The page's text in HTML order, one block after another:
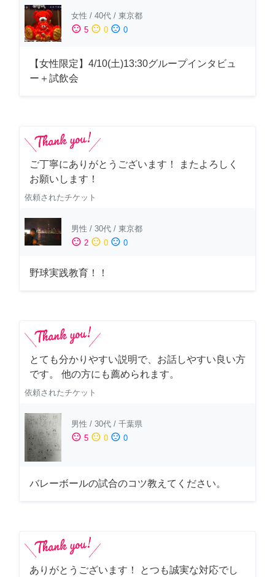
女性 / 40代 / 東京都
sentiment_satisfied 5 sentiment_neutral 0 sentiment_dissatisfied 0
【女性限定】4/10(土)13:30グループインタビュ
ー＋試飲会
ご丁寧にありがとうございます！ またよろしく
お願いします！
依頼されたチケット
男性 / 30代 / 東京都
sentiment_satisfied 2 sentiment_neutral 0 sentiment_dissatisfied 0
野球実践教育！！
とても分かりやすい説明で、お話しやすい良い方
です。 他の方にも薦められます。
依頼されたチケット
男性 / 30代 / 千葉県
sentiment_satisfied 5 sentiment_neutral 0 sentiment_dissatisfied 0
バレーボールの試合のコツ教えてください。
ありがとうございます！ とつも誠実な対応でし